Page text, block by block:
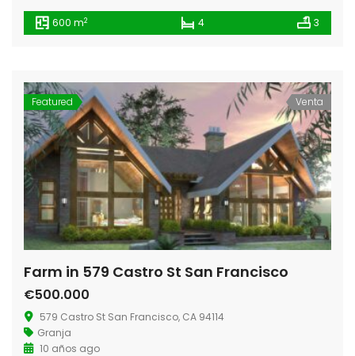
600 m2 4 3
Featured Venta
Farm in 579 Castro St San Francisco
€500.000
579 Castro St San Francisco, CA 94114
Granja
10 años ago